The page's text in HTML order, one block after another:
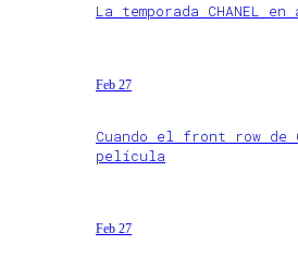
La temporada CHANEL
Feb 27
Cuando el front row de
película
Feb 27